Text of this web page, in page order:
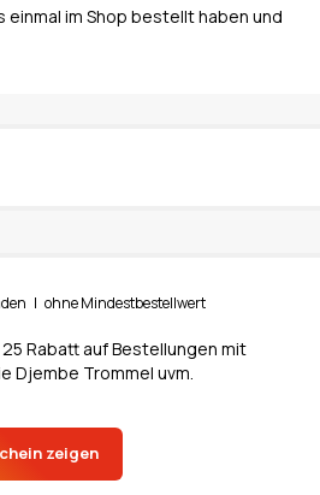
im Shop bestellt haben und
| ohne Mindestbestellwert
Rabatt auf Bestellungen mit
Djembe Trommel uvm.
zeigen